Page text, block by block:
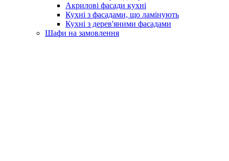
Акрилові фасади кухні
Кухні з фасадами, що ламінують
Кухні з дерев'яними фасадами
Шафи на замовлення